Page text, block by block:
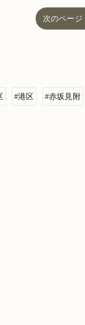
次のページ
#港区 #赤坂見附